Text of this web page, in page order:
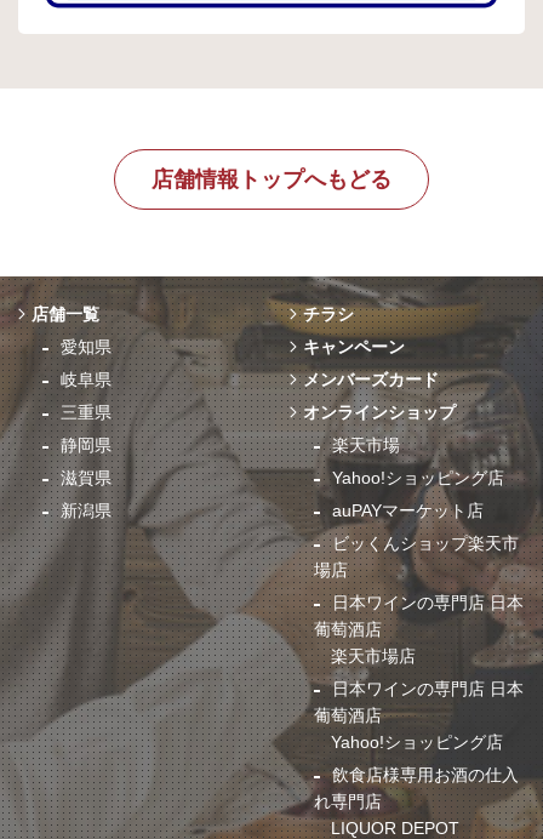
店舗情報トップへもどる
店舗一覧
愛知県
岐阜県
三重県
静岡県
滋賀県
新潟県
チラシ
キャンペーン
メンバーズカード
オンラインショップ
楽天市場
Yahoo!ショッピング店
auPAYマーケット店
ビッくんショップ楽天市
場店
日本ワインの専門店 日本
葡萄酒店
楽天市場店
日本ワインの専門店 日本
葡萄酒店
Yahoo!ショッピング店
飲食店様専用お酒の仕入
れ専門店
LIQUOR DEPOT